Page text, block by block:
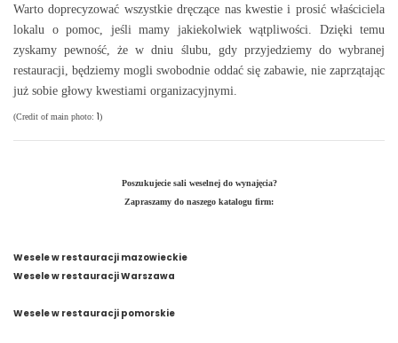
Warto doprecyzować wszystkie dręczące nas kwestie i prosić właściciela
lokalu o pomoc, jeśli mamy jakiekolwiek wątpliwości. Dzięki temu
zyskamy pewność, że w dniu ślubu, gdy przyjedziemy do wybranej
restauracji, będziemy mogli swobodnie oddać się zabawie, nie zaprzątając
już sobie głowy kwestiami organizacyjnymi.
(Credit of main photo: 1)
Poszukujecie sali weselnej do wynajęcia?
Zapraszamy do naszego katalogu firm:
Wesele w restauracji mazowieckie
Wesele w restauracji Warszawa
Wesele w restauracji pomorskie